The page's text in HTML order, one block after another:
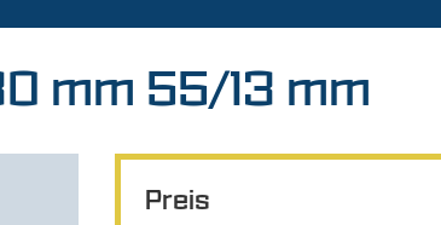
mm 55/13 mm
Preis